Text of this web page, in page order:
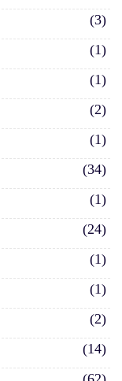
(3)
(1)
(1)
(2)
(1)
(34)
(1)
(24)
(1)
(1)
(2)
(14)